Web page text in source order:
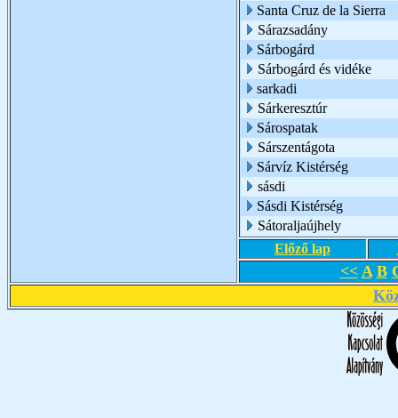
Santa Cruz de la Sierra
Sárazsadány
Sárbogárd
Sárbogárd és vidéke
sarkadi
Sárkeresztúr
Sárospatak
Sárszentágota
Sárvíz Kistérség
sásdi
Sásdi Kistérség
Sátoraljaújhely
Előző lap
<< A B